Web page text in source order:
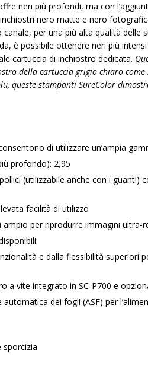
neri più profondi, ma con
nero matte e nero
per una più alta qualità delle
è possibile ottenere neri più
cartuccia di inchiostro dedicata.
della cartuccia grigio chiaro
queste stampanti SureColor
di utilizzare un’ampia
profondo): 2,95
(utilizzabile anche con i guanti)
facilità di utilizzo
per riprodurre immagini ultra-
e dalla flessibilità superiori
a vite integrato in SC-P700 e
dei fogli (ASF) per
sporcizia